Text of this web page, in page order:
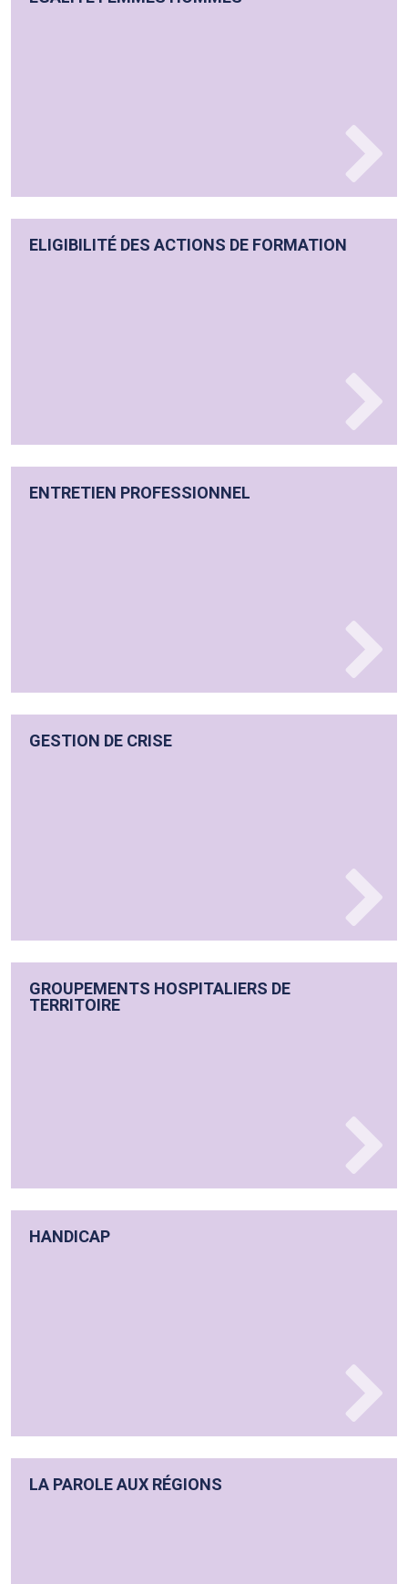
ELIGIBILITÉ DES ACTIONS DE FORMATION
ENTRETIEN PROFESSIONNEL
GESTION DE CRISE
GROUPEMENTS HOSPITALIERS DE
TERRITOIRE
HANDICAP
LA PAROLE AUX RÉGIONS